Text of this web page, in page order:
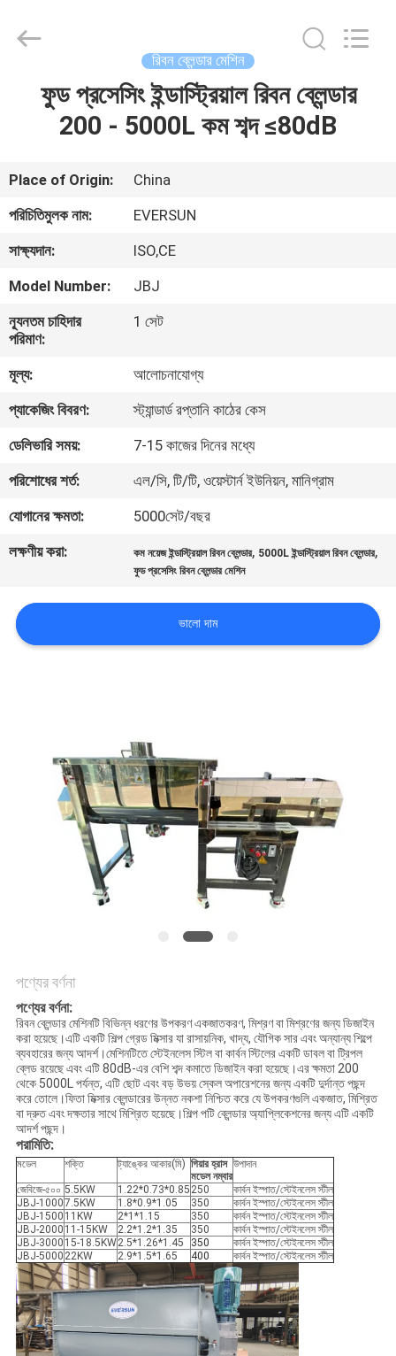
VR
প্রদর্শন
আমাদের
সম্পর্কে
কারখানা
ভ্রমণ
মান
নিয়ন্ত্রণ
যোগাযোগ
উদ্ধৃতির
সাইটম্যাপ
গোপনীয়তা
রিবন ব্লেন্ডার মেশিন
ফুড প্রসেসিং ইন্ডাস্ট্রিয়াল রিবন ব্লেন্ডার
200 - 5000L কম শব্দ ≤80dB
Place of Origin:
China
পরিচিতিমুলক নাম:
EVERSUN
সাক্ষ্যদান:
ISO,CE
Model Number:
JBJ
ন্যূনতম চাহিদার
পরিমাণ:
1 সেট
মূল্য:
আলোচনাযোগ্য
প্যাকেজিং বিবরণ:
স্ট্যান্ডার্ড রপ্তানি কাঠের কেস
ডেলিভারি সময়:
7-15 কাজের দিনের মধ্যে
পরিশোধের শর্ত:
এল/সি, টি/টি, ওয়েস্টার্ন ইউনিয়ন, মানিগ্রাম
যোগানের ক্ষমতা:
5000সেট/বছর
লক্ষণীয় করা:
কম নয়েজ ইন্ডাস্ট্রিয়াল রিবন ব্লেন্ডার, 5000L ইন্ডাস্ট্রিয়াল রিবন ব্লেন্ডার,
ফুড প্রসেসিং রিবন ব্লেন্ডার মেশিন
ভালো দাম
পণ্যের বর্ণনা
পণ্যের বর্ণনা:
রিবন ব্লেন্ডার মেশিনটি বিভিন্ন ধরণের উপকরণ একজাতকরণ, মিশ্রণ বা মিশ্রণের জন্য ডিজাইন
করা হয়েছে।এটি একটি শিল্প গ্রেড মিক্সার যা রাসায়নিক, খাদ্য, যৌগিক সার এবং অন্যান্য শিল্পে
ব্যবহারের জন্য আদর্শ।মেশিনটিতে স্টেইনলেস স্টিল বা কার্বন স্টিলের একটি ডাবল বা ট্রিপল
ব্লেড রয়েছে এবং এটি 80dB-এর বেশি শব্দ কমাতে ডিজাইন করা হয়েছে।এর ক্ষমতা 200
থেকে 5000L পর্যন্ত, এটি ছোট এবং বড় উভয় স্কেল অপারেশনের জন্য একটি দুর্দান্ত পছন্দ
করে তোলে।ফিতা মিক্সার ব্লেন্ডারের উন্নত নকশা নিশ্চিত করে যে উপকরণগুলি একজাত, মিশ্রিত
বা দ্রুত এবং দক্ষতার সাথে মিশ্রিত হয়েছে।শিল্প পটি ব্লেন্ডার অ্যাপ্লিকেশনের জন্য এটি একটি
আদর্শ পছন্দ।
পরামিতি:
মডেল শক্তি ট্যাঙ্কের আকার(মি) গিয়ার হ্রাস
মডেল নম্বার
উপাদান
জেবিজে-৫০০ 5.5KW 1.22*0.73*0.85 250
কার্বন ইস্পাত/স্টেইনলেস স্টীল
JBJ-10007.5KW 1.8*0.9*1.05 350
কার্বন ইস্পাত/স্টেইনলেস স্টীল
JBJ-1500 11KW 2*1*1.15 350
কার্বন ইস্পাত/স্টেইনলেস স্টীল
JBJ-2000 11-15KW 2.2*1.2*1.35 350
কার্বন ইস্পাত/স্টেইনলেস স্টীল
JBJ-3000 15-18.5KW2.5*1.26*1.45 350
কার্বন ইস্পাত/স্টেইনলেস স্টীল
JBJ-5000 22KW 2.9*1.5*1.65 400 কার্বন ইস্পাত/স্টেইনলেস স্টীল